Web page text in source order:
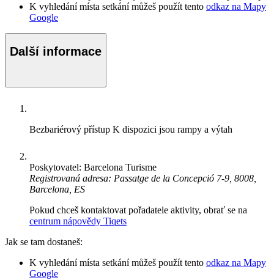
K vyhledání místa setkání můžeš použít tento odkaz na Mapy
Google
Další informace
Bezbariérový přístup K dispozici jsou rampy a výtah
Poskytovatel: Barcelona Turisme
Registrovaná adresa: Passatge de la Concepció 7-9, 8008,
Barcelona, ES
Pokud chceš kontaktovat pořadatele aktivity, obrať se na
centrum nápovědy Tiqets
Jak se tam dostaneš:
K vyhledání místa setkání můžeš použít tento odkaz na Mapy
Google